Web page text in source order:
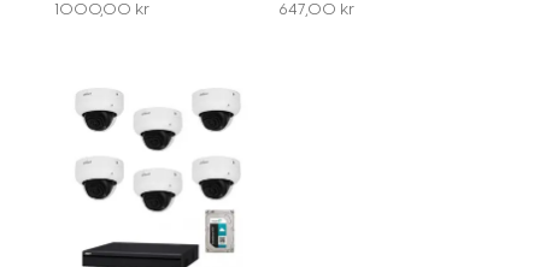
1000,00 kr 647,00 kr